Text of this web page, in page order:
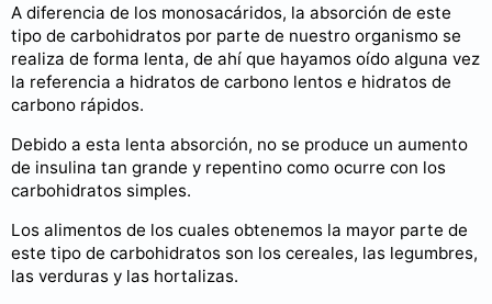
A diferencia de los monosacáridos, la absorción de este
tipo de carbohidratos por parte de nuestro organismo se
realiza de forma lenta, de ahí que hayamos oído alguna vez
la referencia a hidratos de carbono lentos e hidratos de
carbono rápidos.
Debido a esta lenta absorción, no se produce un aumento
de insulina tan grande y repentino como ocurre con los
carbohidratos simples.
Los alimentos de los cuales obtenemos la mayor parte de
este tipo de carbohidratos son los cereales, las legumbres,
las verduras y las hortalizas.